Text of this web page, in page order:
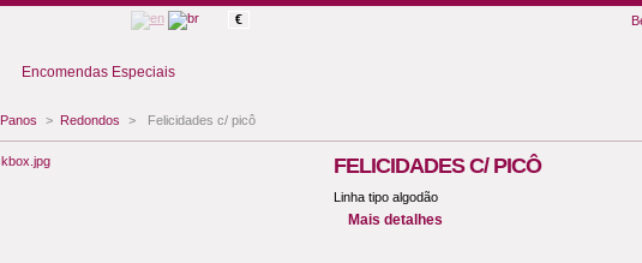
€
Encomendas Especiais
Panos > Redondos > Felicidades c/ picô
FELICIDADES C/ PICÔ
Linha tipo algodão
Mais detalhes